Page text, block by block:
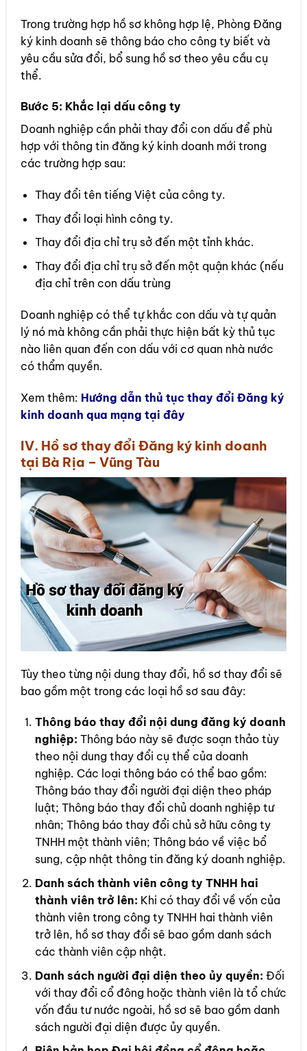
Trong trường hợp hồ sơ không hợp lệ, Phòng Đăng
ký kinh doanh sẽ thông báo cho công ty biết và
yêu cầu sửa đổi, bổ sung hồ sơ theo yêu cầu cụ
thể.
Bước 5: Khắc lại dấu công ty
Doanh nghiệp cần phải thay đổi con dấu để phù
hợp với thông tin đăng ký kinh doanh mới trong
các trường hợp sau:
Thay đổi tên tiếng Việt của công ty.
Thay đổi loại hình công ty.
Thay đổi địa chỉ trụ sở đến một tỉnh khác.
Thay đổi địa chỉ trụ sở đến một quận khác (nếu
địa chỉ trên con dấu trùng
Doanh nghiệp có thể tự khắc con dấu và tự quản
lý nó mà không cần phải thực hiện bất kỳ thủ tục
nào liên quan đến con dấu với cơ quan nhà nước
có thẩm quyền.
Xem thêm: Hướng dẫn thủ tục thay đổi Đăng ký
kinh doanh qua mạng tại đây
IV. Hồ sơ thay đổi Đăng ký kinh doanh
tại Bà Rịa – Vũng Tàu
Tùy theo từng nội dung thay đổi, hồ sơ thay đổi sẽ
bao gồm một trong các loại hồ sơ sau đây:
Thông báo thay đổi nội dung đăng ký doanh
nghiệp: Thông báo này sẽ được soạn thảo tùy
theo nội dung thay đổi cụ thể của doanh
nghiệp. Các loại thông báo có thể bao gồm:
Thông báo thay đổi người đại diện theo pháp
luật; Thông báo thay đổi chủ doanh nghiệp tư
nhân; Thông báo thay đổi chủ sở hữu công ty
TNHH một thành viên; Thông báo về việc bổ
sung, cập nhật thông tin đăng ký doanh nghiệp.
Danh sách thành viên công ty TNHH hai
thành viên trở lên: Khi có thay đổi về vốn của
thành viên trong công ty TNHH hai thành viên
trở lên, hồ sơ thay đổi sẽ bao gồm danh sách
các thành viên cập nhật.
Danh sách người đại diện theo ủy quyền: Đối
với thay đổi cổ đông hoặc thành viên là tổ chức
vốn đầu tư nước ngoài, hồ sơ sẽ bao gồm danh
sách người đại diện được ủy quyền.